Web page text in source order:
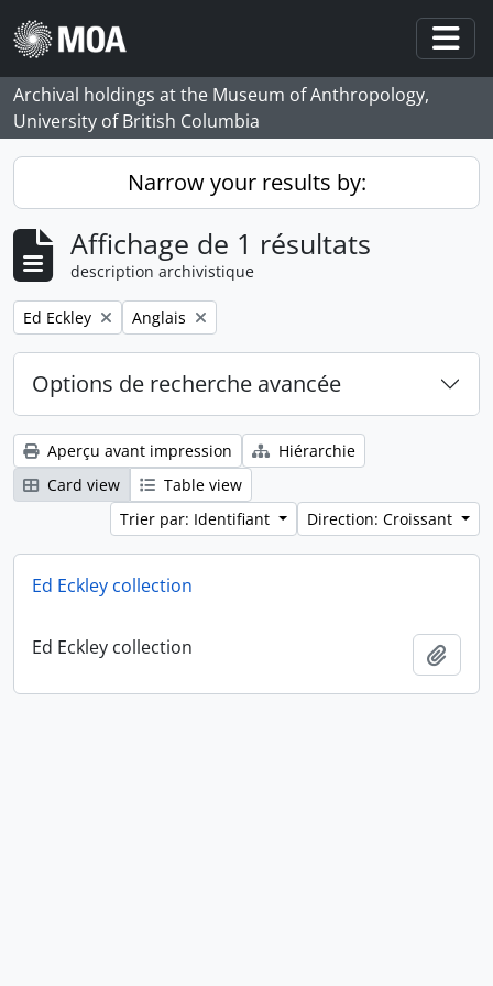
Skip to main content
Archival holdings at the Museum of Anthropology,
University of British Columbia
Narrow your results by:
Affichage de 1 résultats
description archivistique
Remove filter:
Ed Eckley Remove filter:
Anglais
Options de recherche avancée
Aperçu avant impression
Hiérarchie
Card view
Table view
Trier par: Identifiant
Direction: Croissant
Ed Eckley collection
Ed Eckley collection